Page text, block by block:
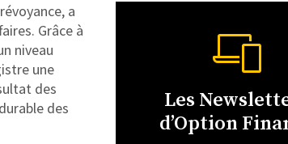
a
Grâce à
niveau
une
des
des
Les
d’Option